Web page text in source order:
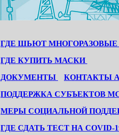
ГДЕ ШЬЮТ
ГДЕ КУПИТЬ МАСКИ
ДОКУМЕНТЫ
КОНТАКТЫ
ПОДДЕРЖКА СУБЪЕКТОВ
МЕРЫ СОЦИАЛЬНОЙ
ГДЕ СДАТЬ ТЕСТ НА COVID-